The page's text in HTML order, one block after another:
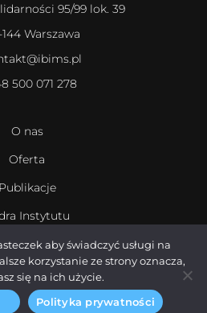
95/99 lok. 39
Warszawa
500 071 278
O nas
Oferta
Publikacje
Instytutu
Karieraaby świadczyć usługi na
korzystanie ze strony oznacza,
się na ich użycie.
Polityka prywatności